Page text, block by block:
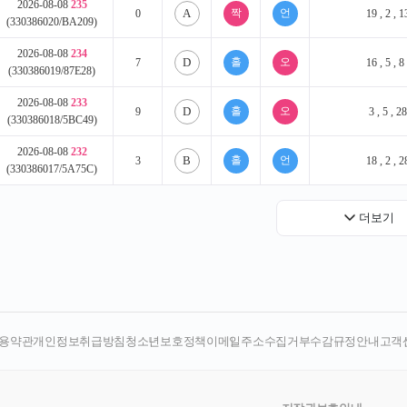
약관개인정보취급방침 청소년보호정책 이메일주소수집거부수감규정안내 고객